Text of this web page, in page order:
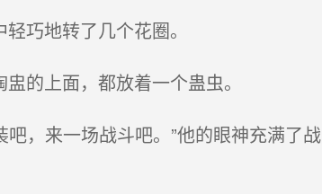
巧地转了几个花圈。
的上面，都放着一个蛊虫。
，来一场战斗吧。”他的眼神充满了战